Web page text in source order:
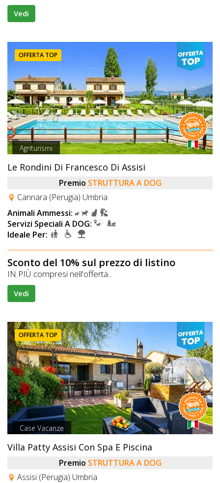
Vedi
OFFERTA TOP
Agriturismi
Le Rondini Di Francesco Di Assisi
Premio STRUTTURA A DOG
Cannara (Perugia) Umbria
Animali Ammessi:
Servizi Speciali A DOG:
Ideale Per:
Sconto del 10% sul prezzo di listino
IN PIÙ compresi nell'offerta...
Vedi
OFFERTA TOP
Case Vacanze
Villa Patty Assisi Con Spa E Piscina
Premio STRUTTURA A DOG
Assisi (Perugia) Umbria